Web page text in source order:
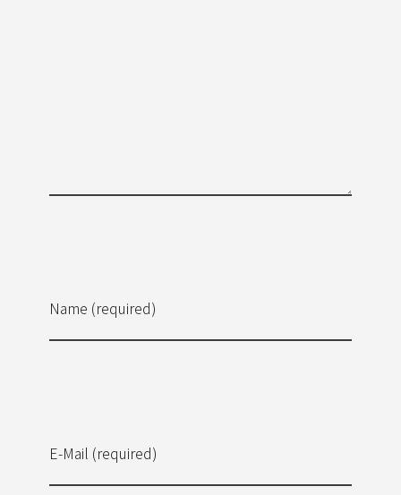
Name (required)
E-Mail (required)